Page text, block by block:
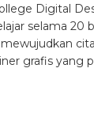
Digital
selama 20
mewujudkan
grafis yang